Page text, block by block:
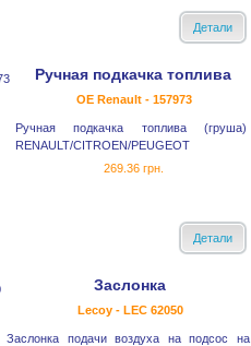
Детали
Ручная подкачка топлива
OE Renault - 157973
Ручная подкачка топлива (груша)
RENAULT/CITROEN/PEUGEOT
269.36 грн.
Детали
Заслонка
Lecoy - LEC 62050
Заслонка подачи воздуха на подсос на